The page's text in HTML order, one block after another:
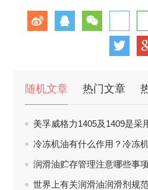
随机文章 热门文章
美孚威格力1405及1409是采用高品质、
冷冻机油有什么作用？冷冻
润滑油贮存管理注意哪些事
世界上有关润滑油润滑剂规范